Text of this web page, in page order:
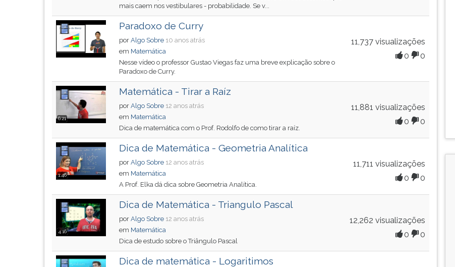
mais caem nos vestibulares - probabilidade. Se v...
Paradoxo de Curry
11,737 visualizações
0
0
por Algo Sobre 10 anos atrás
em Matemática
Nesse vídeo o professor Gustao Viegas faz uma breve explicação sobre o
Paradoxo de Curry.
6:21
Matemática - Tirar a Raíz
11,881 visualizações
0
0
por Algo Sobre 12 anos atrás
em Matemática
Dica de matemática com o Prof. Rodolfo de como tirar a raíz.
1:46
Dica de Matemática - Geometria Analítica
11,711 visualizações
0
0
por Algo Sobre 12 anos atrás
em Matemática
A Prof. Elka dá dica sobre Geometria Analítica.
4:16
Dica de Matemática - Triangulo Pascal
12,262 visualizações
0
0
por Algo Sobre 12 anos atrás
em Matemática
Dica de estudo sobre o Triângulo Pascal
Dica de matemática - Logaritimos